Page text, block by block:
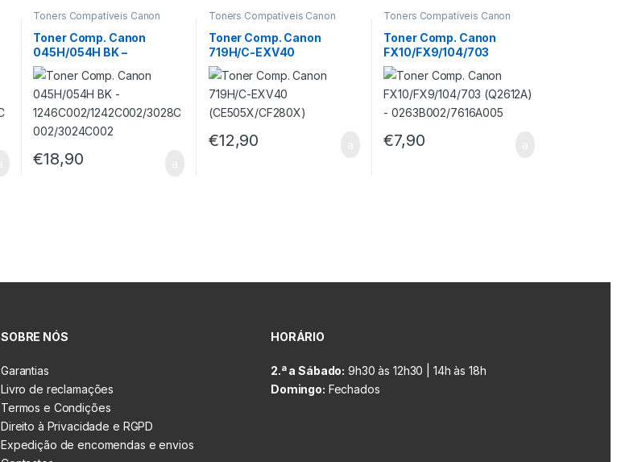
Toners Compatíveis Canon
Toner Comp. Canon
045H/054H BK –
1246C002/1242C002/302
8C002/3024C002
€18,90
Toners Compatíveis Canon
Toner Comp. Canon
719H/C-EXV40
(CE505X/CF280X)
€12,90
Toners Compatíveis Canon
Toner Comp. Canon
FX10/FX9/104/703
(Q2612A) –
0263B002/7616A005
€7,90
SOBRE NÓS
Garantias
Livro de reclamações
Termos e Condições
Direito à Privacidade e RGPD
Expedição de encomendas e envios
HORÁRIO
2.ª a Sábado: 9h30 às 12h30 | 14h às 18h
Domingo: Fechados